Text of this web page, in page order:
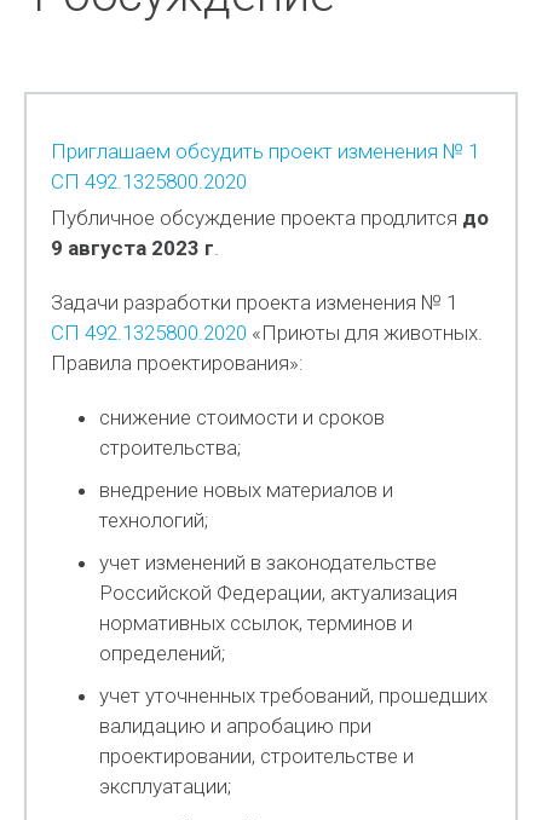
Приглашаем обсудить проект изменения № 1
СП 492.1325800.2020
Публичное обсуждение проекта продлится до
9 августа 2023 г.
Задачи разработки проекта изменения № 1
СП 492.1325800.2020 «Приюты для животных.
Правила проектирования»:
снижение стоимости и сроков
строительства;
внедрение новых материалов и
технологий;
учет изменений в законодательстве
Российской Федерации, актуализация
нормативных ссылок, терминов и
определений;
учет уточненных требований, прошедших
валидацию и апробацию при
проектировании, строительстве и
эксплуатации;